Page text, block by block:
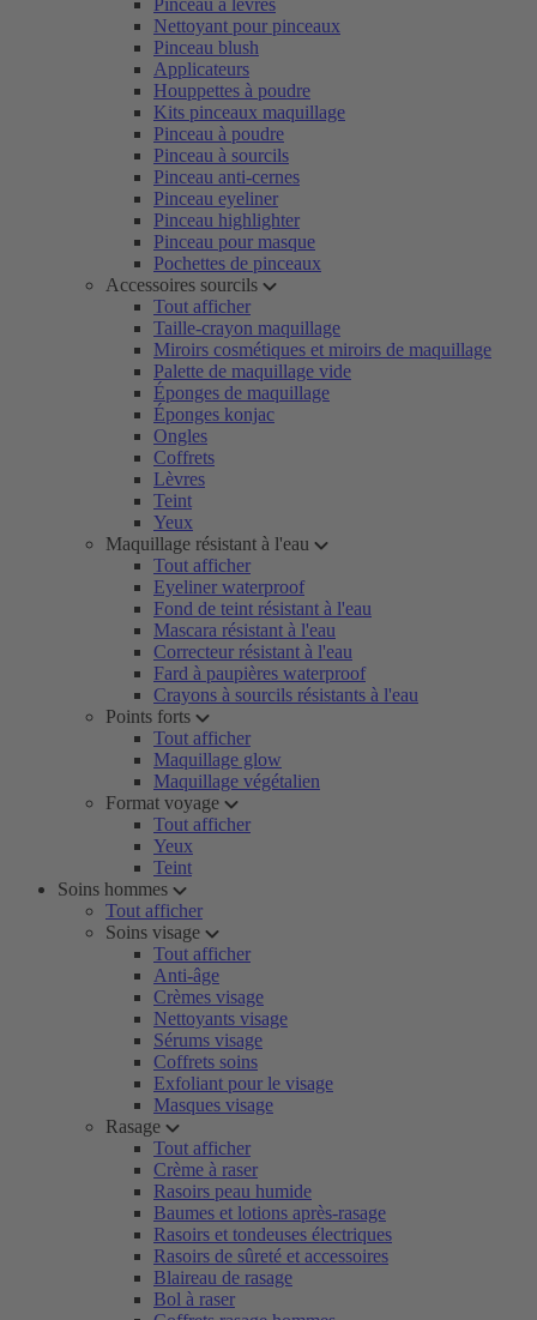
Pinceau à lèvres
Nettoyant pour pinceaux
Pinceau blush
Applicateurs
Houppettes à poudre
Kits pinceaux maquillage
Pinceau à poudre
Pinceau à sourcils
Pinceau anti-cernes
Pinceau eyeliner
Pinceau highlighter
Pinceau pour masque
Pochettes de pinceaux
Accessoires sourcils
Tout afficher
Taille-crayon maquillage
Miroirs cosmétiques et miroirs de maquillage
Palette de maquillage vide
Éponges de maquillage
Éponges konjac
Ongles
Coffrets
Lèvres
Teint
Yeux
Maquillage résistant à l'eau
Tout afficher
Eyeliner waterproof
Fond de teint résistant à l'eau
Mascara résistant à l'eau
Correcteur résistant à l'eau
Fard à paupières waterproof
Crayons à sourcils résistants à l'eau
Points forts
Tout afficher
Maquillage glow
Maquillage végétalien
Format voyage
Tout afficher
Yeux
Teint
Soins hommes
Tout afficher
Soins visage
Tout afficher
Anti-âge
Crèmes visage
Nettoyants visage
Sérums visage
Coffrets soins
Exfoliant pour le visage
Masques visage
Rasage
Tout afficher
Crème à raser
Rasoirs peau humide
Baumes et lotions après-rasage
Rasoirs et tondeuses électriques
Rasoirs de sûreté et accessoires
Blaireau de rasage
Bol à raser